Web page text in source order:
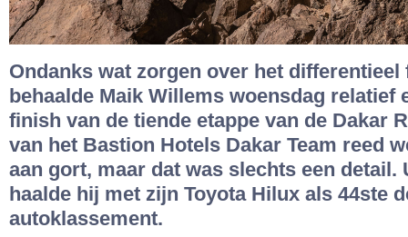
Ondanks wat zorgen over het differentieel
behaalde Maik Willems woensdag relatief
finish van de tiende etappe van de Dakar
van het Bastion Hotels Dakar Team reed
aan gort, maar dat was slechts een detail.
haalde hij met zijn Toyota Hilux als 44ste
autoklassement.